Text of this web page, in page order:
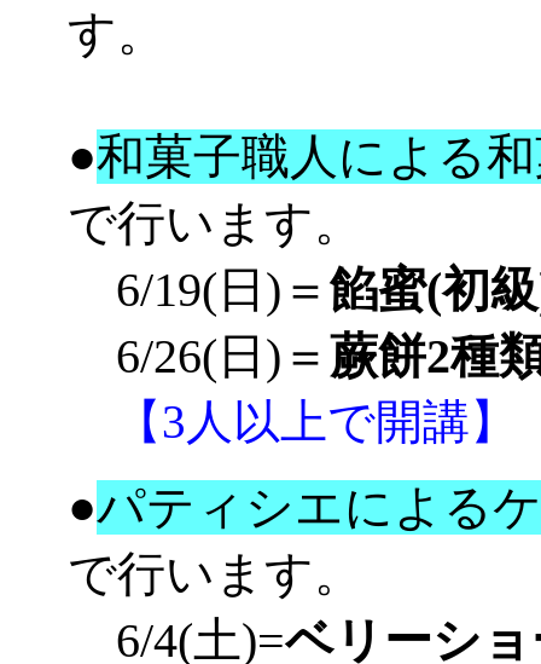
す。
●和菓子職人による
で行います。
6/19(日)＝ 餡蜜(初
6/26(日)＝ 蕨餅2種
【3人以上で開講】
●パティシエによる
で行います。
6/4(土)=ベリーシ